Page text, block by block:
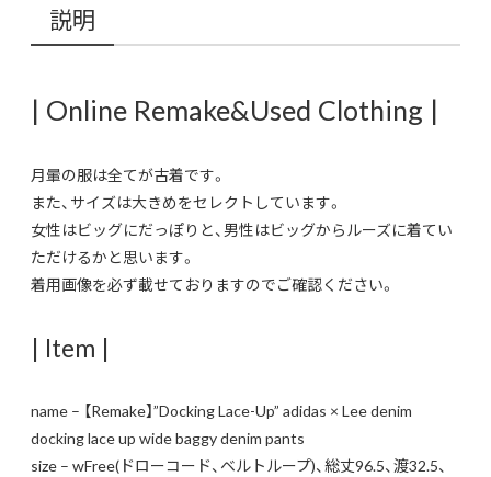
説明
| Online Remake&Used Clothing |
月暈の服は全てが古着です。
また、サイズは大きめをセレクトしています。
女性はビッグにだっぽりと、男性はビッグからルーズに着てい
ただけるかと思います。
着用画像を必ず載せておりますのでご確認ください。
| Item |
name – 【Remake】”Docking Lace-Up” adidas × Lee denim
docking lace up wide baggy denim pants
size – wFree(ドローコード、ベルトループ)、総丈96.5、渡32.5、